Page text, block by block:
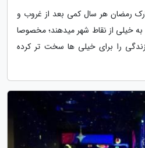
رمضان هر سال کمی بعد از غروب و
خیلی از نقاط شهر میدهند؛ مخصوصا
را برای خیلی ها سخت تر کرده